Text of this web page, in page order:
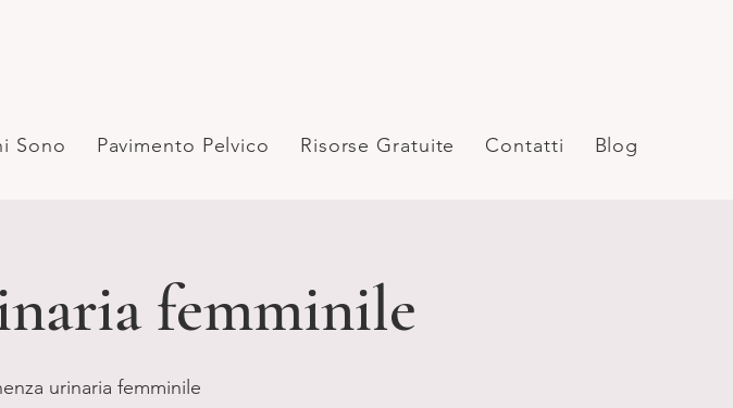
Sono Pavimento Pelvico Risorse Gratuite Contatti Blog
femminile
urinaria femminile